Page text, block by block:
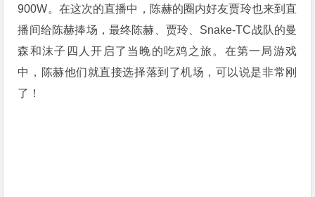
900W。在这次的直播中，陈赫的圈内好友贾玲也来到直
播间给陈赫捧场，最终陈赫、贾玲、Snake-TC战队的曼
森和沫子四人开启了当晚的吃鸡之旅。在第一局游戏
中，陈赫他们就直接选择落到了机场，可以说是非常刚
了！